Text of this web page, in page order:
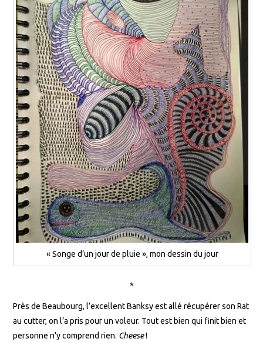
« Songe d’un jour de pluie », mon dessin du jour
*
Près de Beaubourg, l’excellent Banksy est allé récupérer son Rat
au cutter, on l’a pris pour un voleur. Tout est bien qui finit bien et
personne n’y comprend rien. Cheese!